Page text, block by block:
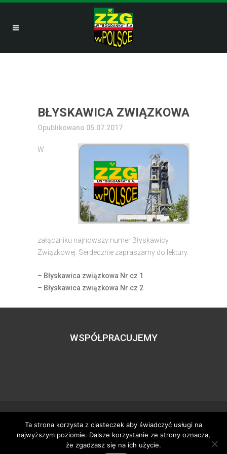
BŁYSKAWICA ZWIĄZKOWA
Opublikowano 05.07.2017
W
załączniku najnowszy numer Błyskawicy
Związkowej. Serdecznie zapraszamy do lektury.
– Błyskawica związkowa Nr cz 1
– Błyskawica związkowa Nr cz 2
WSPÓŁPRACUJEMY
Wszystkie prawa zastrzeżone – zzgbogdanka.pl
Dostosowanie:Tworzenie stron www– H5studio.pl
Ta strona korzysta z ciasteczek aby świadczyć usługi na
najwyższym poziomie. Dalsze korzystanie ze strony oznacza,
że zgadzasz się na ich użycie.